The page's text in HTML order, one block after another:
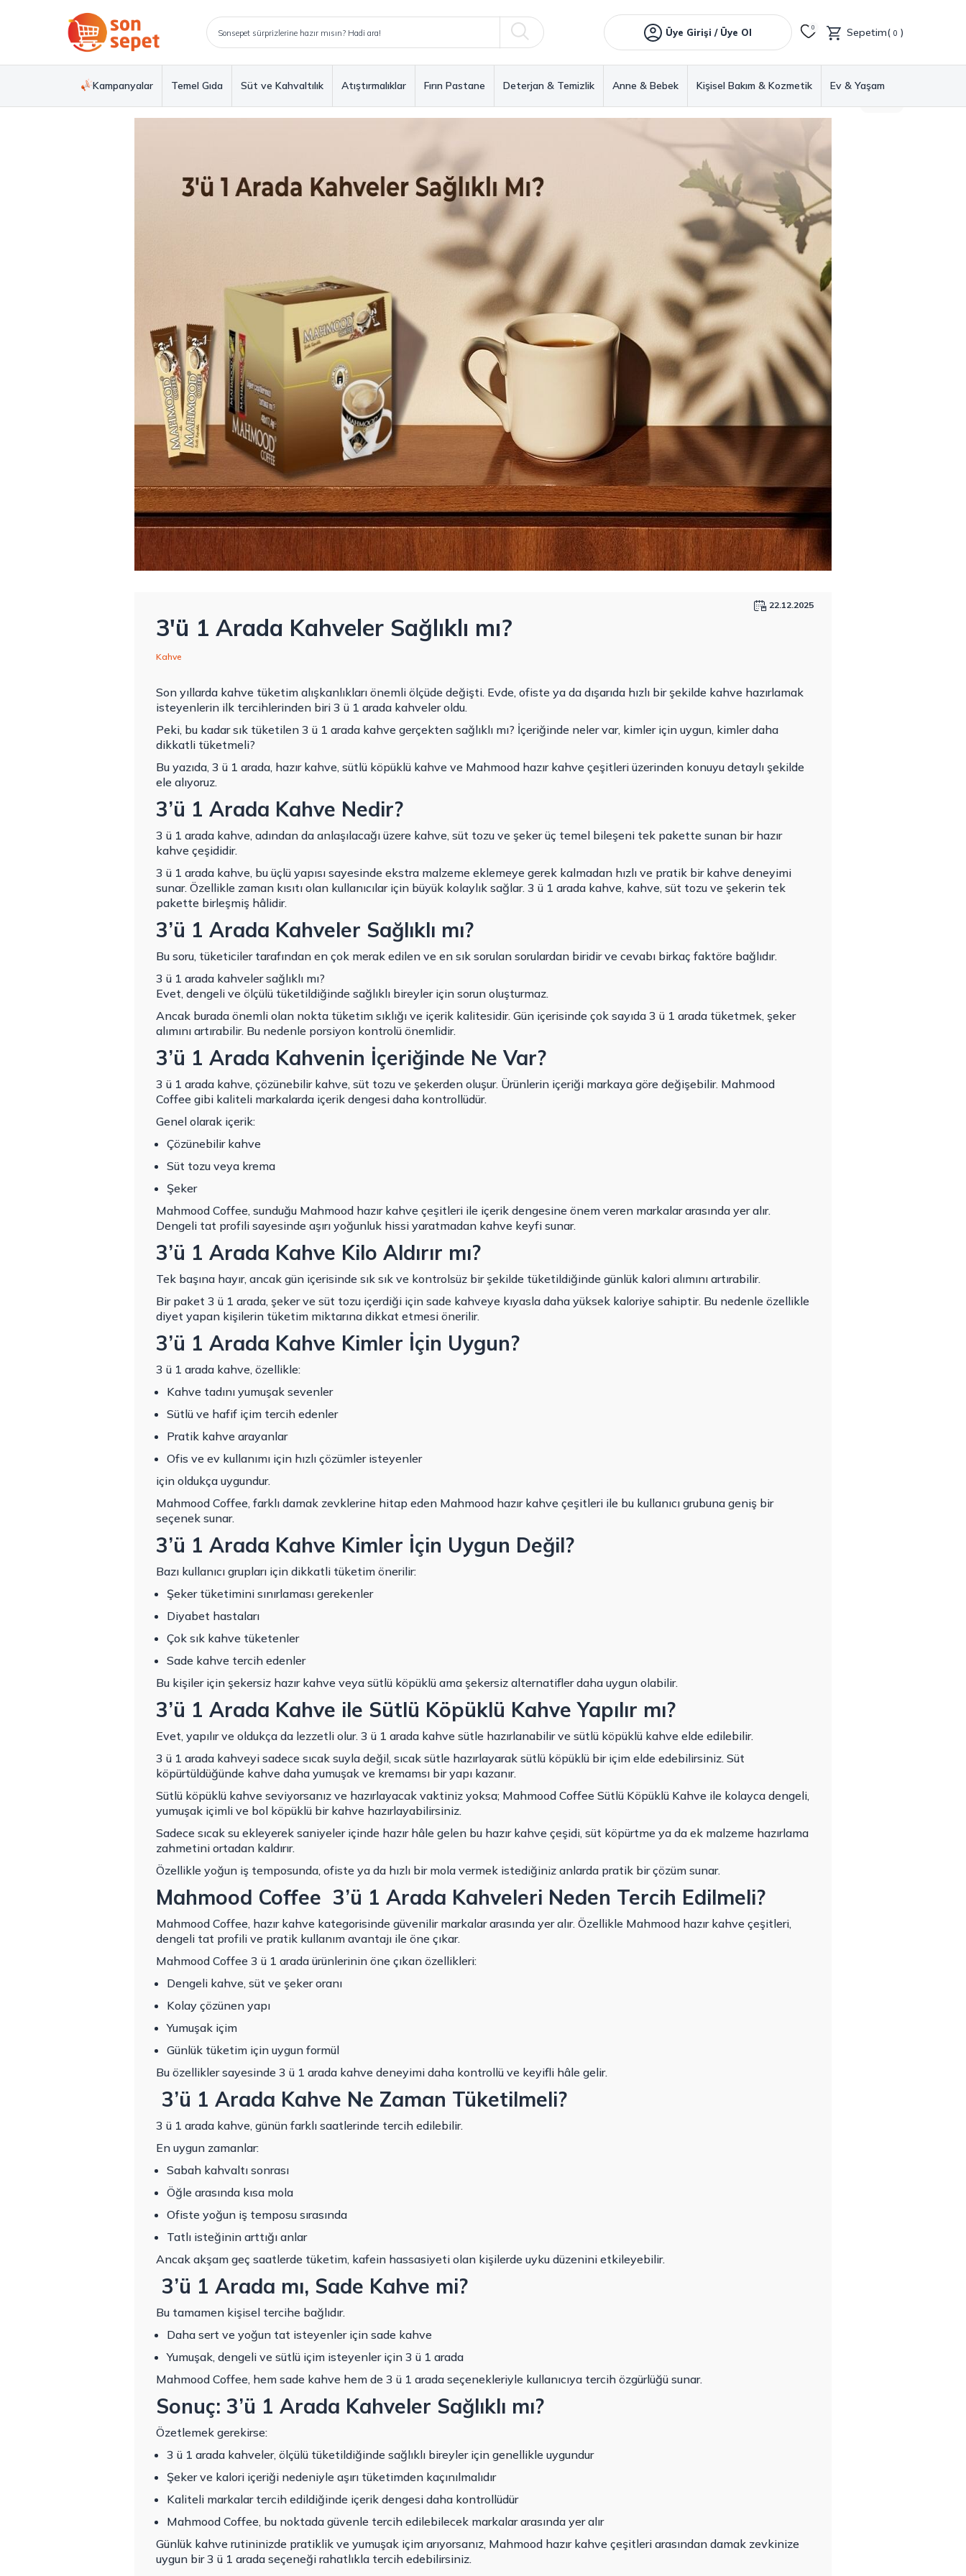
Üye Girişi / Üye Ol 0 Sepetim( 0 )
Kampanyalar Temel Gıda Süt ve Kahvaltılık Atıştırmalıklar Fırın Pastane Deterjan & Temizlik Anne & Bebek Kişisel Bakım & Kozmetik Ev & Yaşam
22.12.2025
3'ü 1 Arada Kahveler Sağlıklı mı?
Kahve
Son yıllarda kahve tüketim alışkanlıkları önemli ölçüde değişti. Evde, ofiste ya da dışarıda hızlı bir şekilde kahve hazırlamak
isteyenlerin ilk tercihlerinden biri 3 ü 1 arada kahveler oldu.
Peki, bu kadar sık tüketilen 3 ü 1 arada kahve gerçekten sağlıklı mı? İçeriğinde neler var, kimler için uygun, kimler daha
dikkatli tüketmeli?
Bu yazıda, 3 ü 1 arada, hazır kahve, sütlü köpüklü kahve ve Mahmood hazır kahve çeşitleri üzerinden konuyu detaylı şekilde
ele alıyoruz.
3’ü 1 Arada Kahve Nedir?
3 ü 1 arada kahve, adından da anlaşılacağı üzere kahve, süt tozu ve şeker üç temel bileşeni tek pakette sunan bir hazır
kahve çeşididir.
3 ü 1 arada kahve, bu üçlü yapısı sayesinde ekstra malzeme eklemeye gerek kalmadan hızlı ve pratik bir kahve deneyimi
sunar. Özellikle zaman kısıtı olan kullanıcılar için büyük kolaylık sağlar. 3 ü 1 arada kahve, kahve, süt tozu ve şekerin tek
pakette birleşmiş hâlidir.
3’ü 1 Arada Kahveler Sağlıklı mı?
Bu soru, tüketiciler tarafından en çok merak edilen ve en sık sorulan sorulardan biridir ve cevabı birkaç faktöre bağlıdır.
3 ü 1 arada kahveler sağlıklı mı?
Evet, dengeli ve ölçülü tüketildiğinde sağlıklı bireyler için sorun oluşturmaz.
Ancak burada önemli olan nokta tüketim sıklığı ve içerik kalitesidir. Gün içerisinde çok sayıda 3 ü 1 arada tüketmek, şeker
alımını artırabilir. Bu nedenle porsiyon kontrolü önemlidir.
3’ü 1 Arada Kahvenin İçeriğinde Ne Var?
3 ü 1 arada kahve, çözünebilir kahve, süt tozu ve şekerden oluşur. Ürünlerin içeriği markaya göre değişebilir. Mahmood
Coffee gibi kaliteli markalarda içerik dengesi daha kontrollüdür.
Genel olarak içerik:
Çözünebilir kahve
Süt tozu veya krema
Şeker
Mahmood Coffee, sunduğu Mahmood hazır kahve çeşitleri ile içerik dengesine önem veren markalar arasında yer alır.
Dengeli tat profili sayesinde aşırı yoğunluk hissi yaratmadan kahve keyfi sunar.
3’ü 1 Arada Kahve Kilo Aldırır mı?
Tek başına hayır, ancak gün içerisinde sık sık ve kontrolsüz bir şekilde tüketildiğinde günlük kalori alımını artırabilir.
Bir paket 3 ü 1 arada, şeker ve süt tozu içerdiği için sade kahveye kıyasla daha yüksek kaloriye sahiptir. Bu nedenle özellikle
diyet yapan kişilerin tüketim miktarına dikkat etmesi önerilir.
3’ü 1 Arada Kahve Kimler İçin Uygun?
3 ü 1 arada kahve, özellikle:
Kahve tadını yumuşak sevenler
Sütlü ve hafif içim tercih edenler
Pratik kahve arayanlar
Ofis ve ev kullanımı için hızlı çözümler isteyenler
için oldukça uygundur.
Mahmood Coffee, farklı damak zevklerine hitap eden Mahmood hazır kahve çeşitleri ile bu kullanıcı grubuna geniş bir
seçenek sunar.
3’ü 1 Arada Kahve Kimler İçin Uygun Değil?
Bazı kullanıcı grupları için dikkatli tüketim önerilir:
Şeker tüketimini sınırlaması gerekenler
Diyabet hastaları
Çok sık kahve tüketenler
Sade kahve tercih edenler
Bu kişiler için şekersiz hazır kahve veya sütlü köpüklü ama şekersiz alternatifler daha uygun olabilir.
3’ü 1 Arada Kahve ile Sütlü Köpüklü Kahve Yapılır mı?
Evet, yapılır ve oldukça da lezzetli olur. 3 ü 1 arada kahve sütle hazırlanabilir ve sütlü köpüklü kahve elde edilebilir.
3 ü 1 arada kahveyi sadece sıcak suyla değil, sıcak sütle hazırlayarak sütlü köpüklü bir içim elde edebilirsiniz. Süt
köpürtüldüğünde kahve daha yumuşak ve kremamsı bir yapı kazanır.
Sütlü köpüklü kahve seviyorsanız ve hazırlayacak vaktiniz yoksa; Mahmood Coffee Sütlü Köpüklü Kahve ile kolayca dengeli,
yumuşak içimli ve bol köpüklü bir kahve hazırlayabilirsiniz.
Sadece sıcak su ekleyerek saniyeler içinde hazır hâle gelen bu hazır kahve çeşidi, süt köpürtme ya da ek malzeme hazırlama
zahmetini ortadan kaldırır.
Özellikle yoğun iş temposunda, ofiste ya da hızlı bir mola vermek istediğiniz anlarda pratik bir çözüm sunar.
Mahmood Coffee 3’ü 1 Arada Kahveleri Neden Tercih Edilmeli?
Mahmood Coffee, hazır kahve kategorisinde güvenilir markalar arasında yer alır. Özellikle Mahmood hazır kahve çeşitleri,
dengeli tat profili ve pratik kullanım avantajı ile öne çıkar.
Mahmood Coffee 3 ü 1 arada ürünlerinin öne çıkan özellikleri:
Dengeli kahve, süt ve şeker oranı
Kolay çözünen yapı
Yumuşak içim
Günlük tüketim için uygun formül
Bu özellikler sayesinde 3 ü 1 arada kahve deneyimi daha kontrollü ve keyifli hâle gelir.
3’ü 1 Arada Kahve Ne Zaman Tüketilmeli?
3 ü 1 arada kahve, günün farklı saatlerinde tercih edilebilir.
En uygun zamanlar:
Sabah kahvaltı sonrası
Öğle arasında kısa mola
Ofiste yoğun iş temposu sırasında
Tatlı isteğinin arttığı anlar
Ancak akşam geç saatlerde tüketim, kafein hassasiyeti olan kişilerde uyku düzenini etkileyebilir.
3’ü 1 Arada mı, Sade Kahve mi?
Bu tamamen kişisel tercihe bağlıdır.
Daha sert ve yoğun tat isteyenler için sade kahve
Yumuşak, dengeli ve sütlü içim isteyenler için 3 ü 1 arada
Mahmood Coffee, hem sade kahve hem de 3 ü 1 arada seçenekleriyle kullanıcıya tercih özgürlüğü sunar.
Sonuç: 3’ü 1 Arada Kahveler Sağlıklı mı?
Özetlemek gerekirse:
3 ü 1 arada kahveler, ölçülü tüketildiğinde sağlıklı bireyler için genellikle uygundur
Şeker ve kalori içeriği nedeniyle aşırı tüketimden kaçınılmalıdır
Kaliteli markalar tercih edildiğinde içerik dengesi daha kontrollüdür
Mahmood Coffee, bu noktada güvenle tercih edilebilecek markalar arasında yer alır
Günlük kahve rutininizde pratiklik ve yumuşak içim arıyorsanız, Mahmood hazır kahve çeşitleri arasından damak zevkinize
uygun bir 3 ü 1 arada seçeneği rahatlıkla tercih edebilirsiniz.